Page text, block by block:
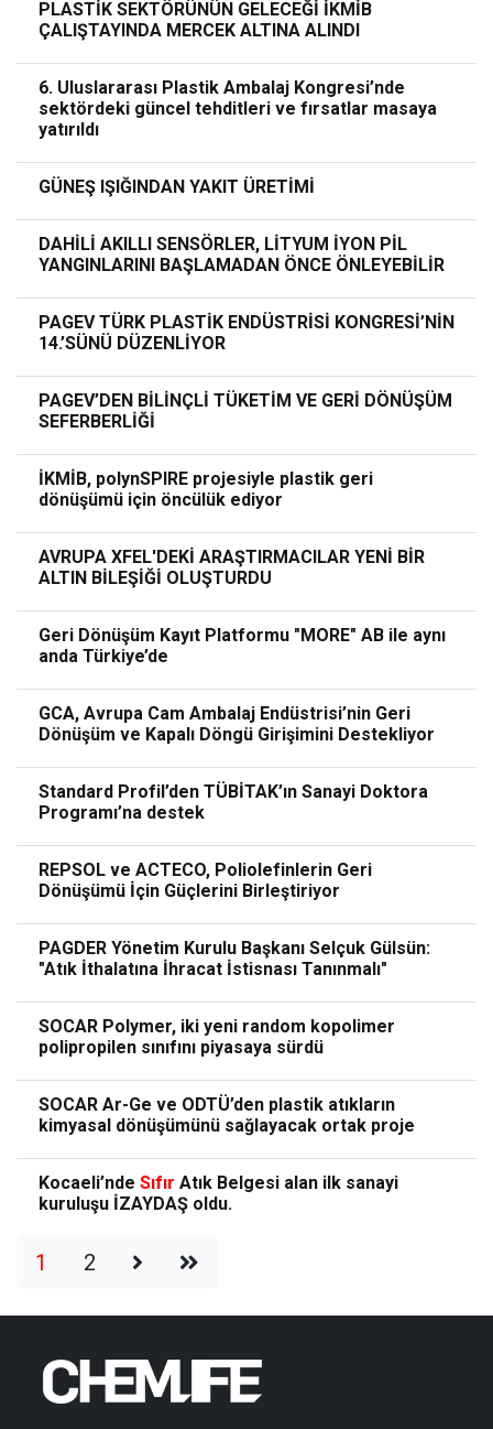
PLASTİK SEKTÖRÜNÜN GELECEĞİ İKMİB
ÇALIŞTAYINDA MERCEK ALTINA ALINDI
6. Uluslararası Plastik Ambalaj Kongresi’nde
sektördeki güncel tehditleri ve fırsatlar masaya
yatırıldı
GÜNEŞ IŞIĞINDAN YAKIT ÜRETİMİ
DAHİLİ AKILLI SENSÖRLER, LİTYUM İYON PİL
YANGINLARINI BAŞLAMADAN ÖNCE ÖNLEYEBİLİR
PAGEV TÜRK PLASTİK ENDÜSTRİSİ KONGRESİ’NİN
14.’SÜNÜ DÜZENLİYOR
PAGEV’DEN BİLİNÇLİ TÜKETİM VE GERİ DÖNÜŞÜM
SEFERBERLİĞİ
İKMİB, polynSPIRE projesiyle plastik geri
dönüşümü için öncülük ediyor
AVRUPA XFEL'DEKİ ARAŞTIRMACILAR YENİ BİR
ALTIN BİLEŞİĞİ OLUŞTURDU
Geri Dönüşüm Kayıt Platformu "MORE" AB ile aynı
anda Türkiye’de
GCA, Avrupa Cam Ambalaj Endüstrisi’nin Geri
Dönüşüm ve Kapalı Döngü Girişimini Destekliyor
Standard Profil’den TÜBİTAK’ın Sanayi Doktora
Programı’na destek
REPSOL ve ACTECO, Poliolefinlerin Geri
Dönüşümü İçin Güçlerini Birleştiriyor
PAGDER Yönetim Kurulu Başkanı Selçuk Gülsün:
"Atık İthalatına İhracat İstisnası Tanınmalı"
SOCAR Polymer, iki yeni random kopolimer
polipropilen sınıfını piyasaya sürdü
SOCAR Ar-Ge ve ODTÜ’den plastik atıkların
kimyasal dönüşümünü sağlayacak ortak proje
Kocaeli’nde Sıfır Atık Belgesi alan ilk sanayi
kuruluşu İZAYDAŞ oldu.
1 2